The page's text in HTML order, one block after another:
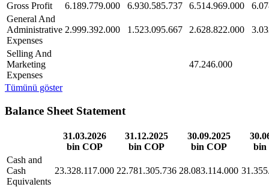
Gross Profit
6.189.779.000 6.930.585.737 6.514.969.000
General And
Administrative
Expenses
2.999.392.000 1.523.095.667 2.628.822.000
Selling And
Marketing
Expenses
47.246.000
Tümünü göster
Balance Sheet Statement
31.03.2026
bin COP
31.12.2025
bin COP
30.09.2025
bin COP
bin
Cash and
Cash
Equivalents
23.328.117.000 22.781.305.736 28.083.114.000